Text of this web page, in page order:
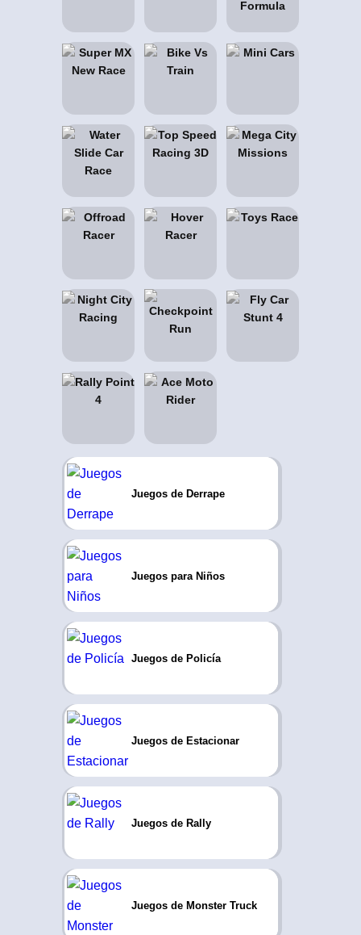
Juegos de Derrape
Juegos para Niños
Juegos de Policía
Juegos de Estacionar
Juegos de Rally
Juegos de Monster Truck